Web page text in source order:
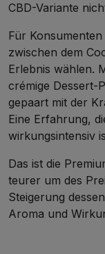
CBD-Variante
Für
zwischen dem
Erlebnis wählen.
crémige Dessert-
gepaart mit der
Eine Erfahrung,
wirkungsintensiv
Das ist die
teurer um des
Steigerung
Aroma und